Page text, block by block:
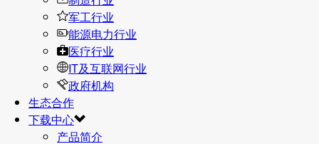
军工行业
能源电力行业
医疗行业
IT及互联网行业
政府机构
生态合作
下载中心
产品简介